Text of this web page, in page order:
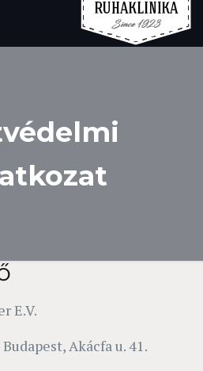
E.V.
Akácfa u. 41.